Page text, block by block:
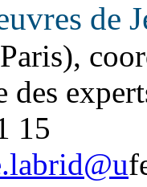
de
des
15